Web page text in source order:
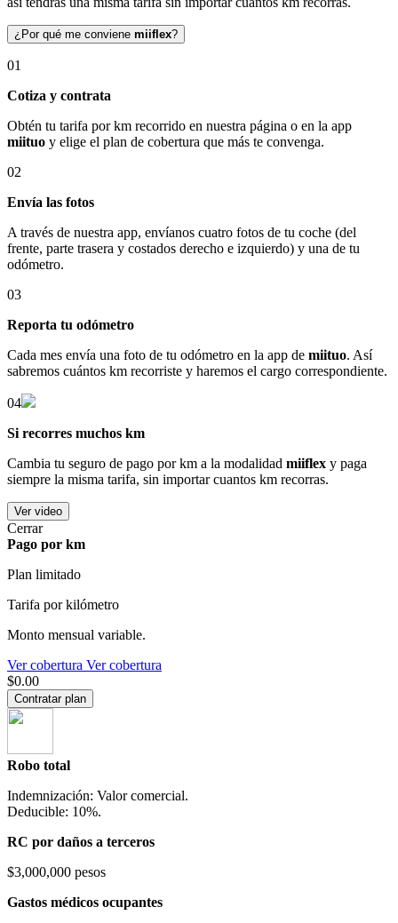
¿Por qué me conviene miiflex?
01
Cotiza y contrata
Obtén tu tarifa por km recorrido en nuestra página o en la app
miituo y elige el plan de cobertura que más te convenga.
02
Envía las fotos
A través de nuestra app, envíanos cuatro fotos de tu coche (del
frente, parte trasera y costados derecho e izquierdo) y una de tu
odómetro.
03
Reporta tu odómetro
Cada mes envía una foto de tu odómetro en la app de miituo. Así
sabremos cuántos km recorriste y haremos el cargo correspondiente.
04
Si recorres muchos km
Cambia tu seguro de pago por km a la modalidad miiflex y paga
siempre la misma tarifa, sin importar cuantos km recorras.
Ver video
Cerrar
Pago por km
Plan limitado
Tarifa por kilómetro
Monto mensual variable.
Ver cobertura Ver cobertura
$0.00
Contratar plan
Robo total
Indemnización: Valor comercial.
Deducible: 10%.
RC por daños a terceros
$3,000,000 pesos
Gastos médicos ocupantes